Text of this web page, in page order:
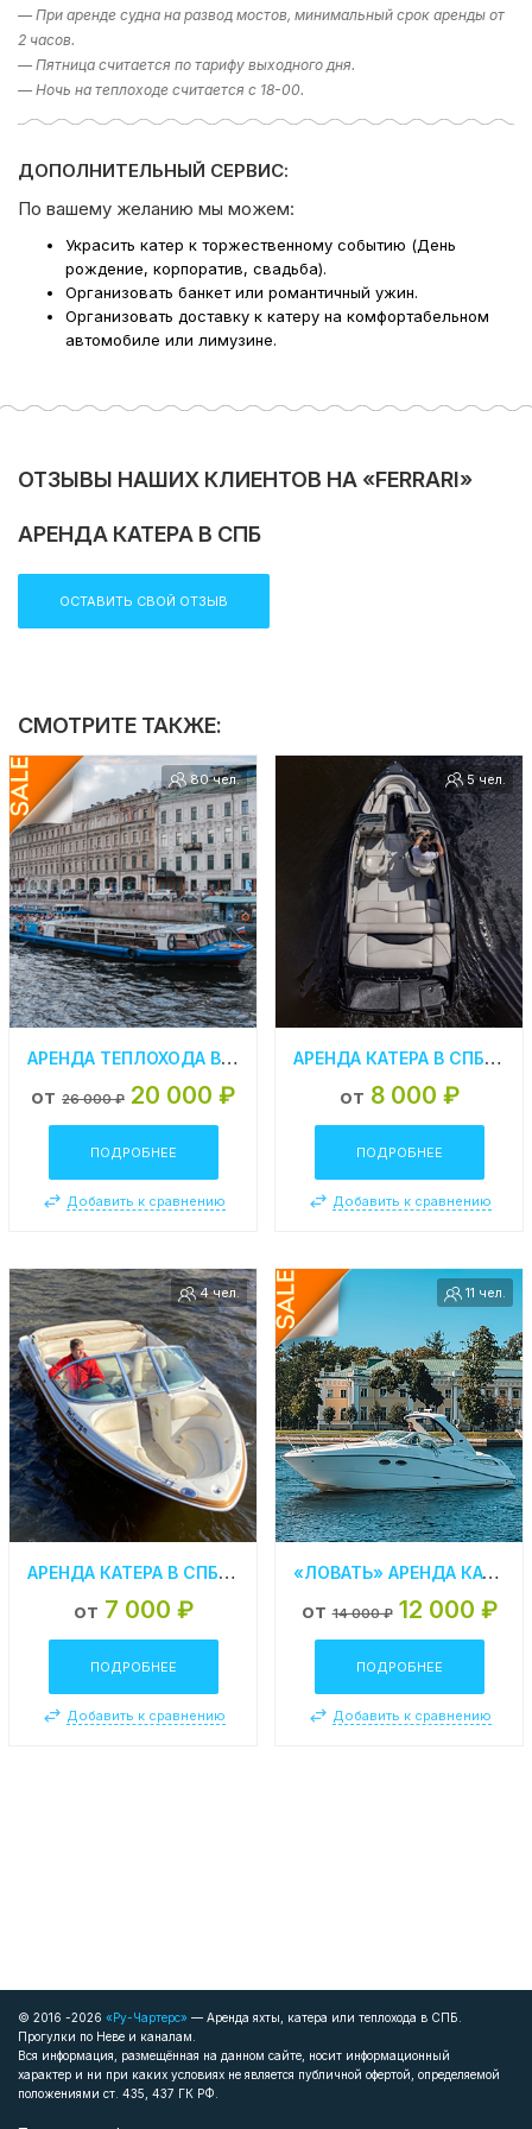
направления. Либо наш менеджер предложит вам
варианты исходя из ваших пожеланий – просто наберите
телефон в шапке сайта!
Компания Ру-Чартерс всегда рада предложить вам
— При аренде судна на развод мостов, минимальный срок аренды от
2 часов.
— Пятница считается по тарифу выходного дня.
— Ночь на теплоходе считается с 18-00.
ДОПОЛНИТЕЛЬНЫЙ СЕРВИС:
По вашему желанию мы можем:
Украсить катер к торжественному событию (День
рождение, корпоратив, свадьба).
Организовать банкет или романтичный ужин.
Организовать доставку к катеру на комфортабельном
автомобиле или лимузине.
ОТЗЫВЫ НАШИХ КЛИЕНТОВ НА «FERRARI»
АРЕНДА КАТЕРА В СПБ
ОСТАВИТЬ СВОЙ ОТЗЫВ
СМОТРИТЕ ТАКЖЕ:
80 чел.
АРЕНДА ТЕПЛОХОДА В СПБ «ДЮЙМОВОЧКА»
от 26 000 ₽ 20 000 ₽
ПОДРОБНЕЕ
Добавить к сравнению
5 чел.
АРЕНДА КАТЕРА В СПБ «CROWNLINE 190 BLACK»
от 8 000 ₽
ПОДРОБНЕЕ
Добавить к сравнению
4 чел.
АРЕНДА КАТЕРА В СПБ «SEARAY 175 SPORT»
от 7 000 ₽
ПОДРОБНЕЕ
Добавить к сравнению
11 чел.
«ЛОВАТЬ» АРЕНДА КАТЕРА В СПБ
от 14 000 ₽ 12 000 ₽
ПОДРОБНЕЕ
Добавить к сравнению
© 2016 -2026 «Ру-Чартерс» — Аренда яхты, катера или теплохода в СПБ.
Прогулки по Неве и каналам.
Вся информация, размещённая на данном сайте, носит информационный
характер и ни при каких условиях не является публичной офертой, определяемой
положениями ст. 435, 437 ГК РФ.